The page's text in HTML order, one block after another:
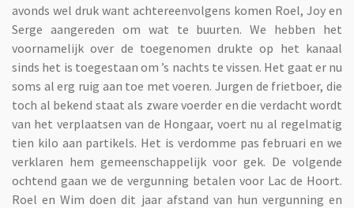
avonds wel druk want achtereenvolgens komen Roel, Joy en
Serge aangereden om wat te buurten. We hebben het
voornamelijk over de toegenomen drukte op het kanaal
sinds het is toegestaan om ’s nachts te vissen. Het gaat er nu
soms al erg ruig aan toe met voeren. Jurgen de frietboer, die
toch al bekend staat als zware voerder en die verdacht wordt
van het verplaatsen van de Hongaar, voert nu al regelmatig
tien kilo aan partikels. Het is verdomme pas februari en we
verklaren hem gemeenschappelijk voor gek. De volgende
ochtend gaan we de vergunning betalen voor Lac de Hoort.
Roel en Wim doen dit jaar afstand van hun vergunning en